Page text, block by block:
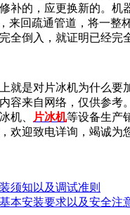
补的，应更换新的。机
来回疏通管道，将一整
全倒入，就证明已经完
是对片冰机为什么要
容来自网络，仅供参考
机、
片冰机等设备生产
欢迎致电详询，竭诚为
须知以及调试准则
本安装要求以及安全注